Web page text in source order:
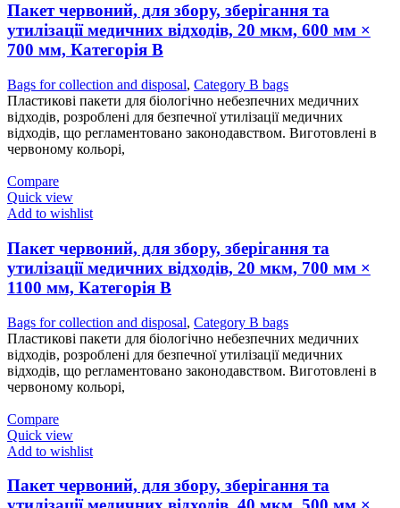
Пакет червоний, для збору, зберігання та
утилізації медичних відходів, 20 мкм, 600 мм ×
700 мм, Категорія В
Bags for collection and disposal, Category B bags
Пластикові пакети для біологічно небезпечних медичних
відходів, розроблені для безпечної утилізації медичних
відходів, що регламентовано законодавством. Виготовлені в
червоному кольорі,
Compare
Quick view
Add to wishlist
Пакет червоний, для збору, зберігання та
утилізації медичних відходів, 20 мкм, 700 мм ×
1100 мм, Категорія В
Bags for collection and disposal, Category B bags
Пластикові пакети для біологічно небезпечних медичних
відходів, розроблені для безпечної утилізації медичних
відходів, що регламентовано законодавством. Виготовлені в
червоному кольорі,
Compare
Quick view
Add to wishlist
Пакет червоний, для збору, зберігання та